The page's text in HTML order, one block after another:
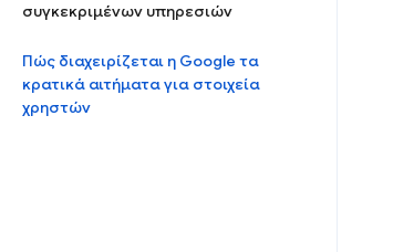
συγκεκριμένων υπηρεσιών
Πώς διαχειρίζεται η Google τα
κρατικά αιτήματα για στοιχεία
χρηστών